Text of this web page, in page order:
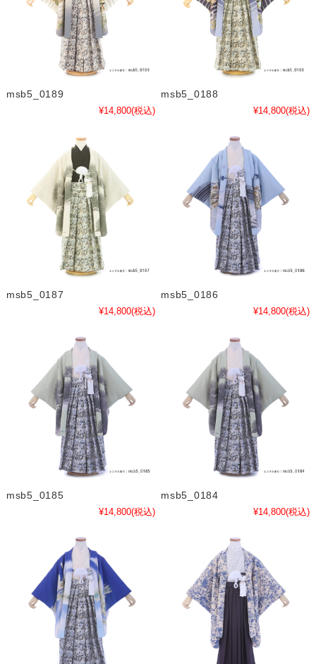
msb5_0189
¥14,800(税込)
msb5_0188
¥14,800(税込)
msb5_0187
¥14,800(税込)
msb5_0186
¥14,800(税込)
msb5_0185
¥14,800(税込)
msb5_0184
¥14,800(税込)